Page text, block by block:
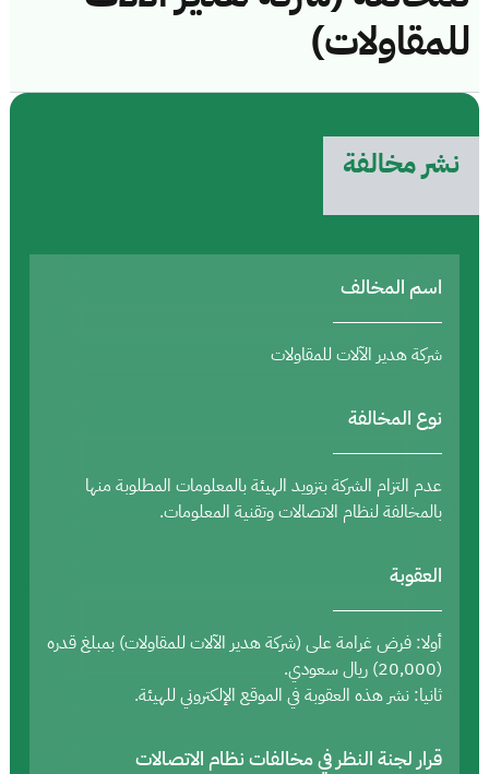
للمقاولات)
نشر مخالفة
اسم المخالف
شركة هدير الآلات للمقاولات
نوع المخالفة
عدم التزام الشركة بتزويد الهيئة بالمعلومات المطلوبة منها
بالمخالفة لنظام الاتصالات وتقنية المعلومات.
العقوبة
أولا: فرض غرامة على (شركة هدير الآلات للمقاولات) بمبلغ قدره
(20,000) ريال سعودي.
ثانيا: نشر هذه العقوبة في الموقع الإلكتروني للهيئة.
قرار لجنة النظر في مخالفات نظام الاتصالات